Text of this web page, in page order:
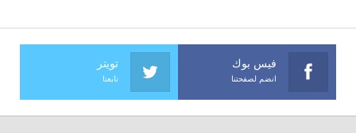
فيس بوك
انضم لصفحتنا
تويتر
تابعنا